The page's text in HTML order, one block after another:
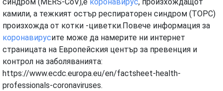
камили, а тежкият остър респираторен синдром (ТОРС)
произхожда от котки -циветки.Повече информация за
коронавирусите може да намерите ни интернет
страницата на Европейския център за превенция и
контрол на заболяванията:
https://www.ecdc.europa.eu/en/factsheet-health-
professionals-coronaviruses.